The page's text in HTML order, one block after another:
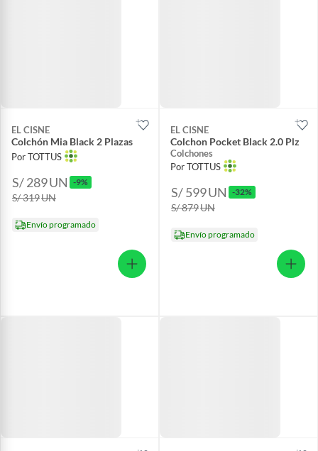
EL CISNE
Colchón Mia Black 2 Plazas
Por TOTTUS
S/ 289UN -9%
S/ 319UN
Envío programado
EL CISNE
Colchon Pocket Black 2.0 Plz
Colchones
Por TOTTUS
S/ 599UN -32%
S/ 879UN
Envío programado